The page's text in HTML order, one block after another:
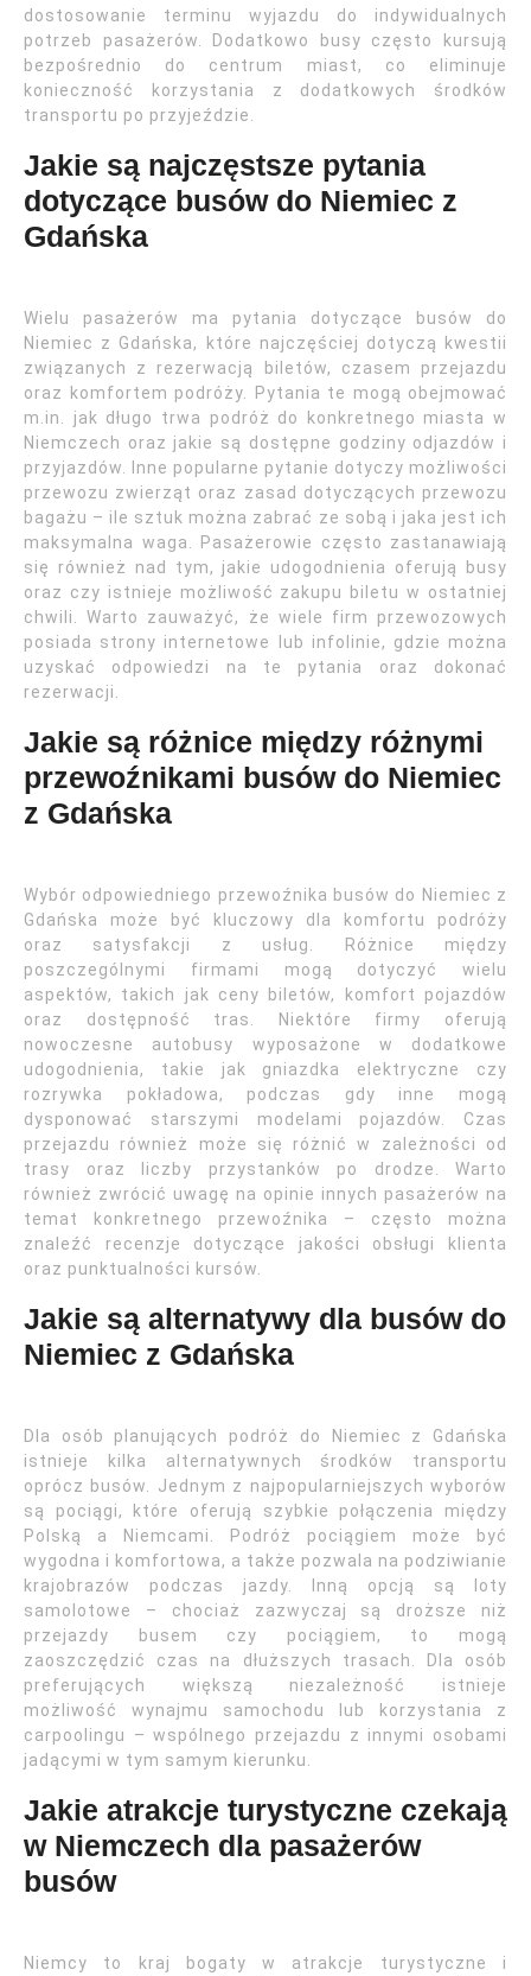
dostosowanie terminu wyjazdu do indywidualnych
potrzeb pasażerów. Dodatkowo busy często kursują
bezpośrednio do centrum miast, co eliminuje
konieczność korzystania z dodatkowych środków
transportu po przyjeździe.
Jakie są najczęstsze pytania
dotyczące busów do Niemiec z
Gdańska
Wielu pasażerów ma pytania dotyczące busów do
Niemiec z Gdańska, które najczęściej dotyczą kwestii
związanych z rezerwacją biletów, czasem przejazdu
oraz komfortem podróży. Pytania te mogą obejmować
m.in. jak długo trwa podróż do konkretnego miasta w
Niemczech oraz jakie są dostępne godziny odjazdów i
przyjazdów. Inne popularne pytanie dotyczy możliwości
przewozu zwierząt oraz zasad dotyczących przewozu
bagażu – ile sztuk można zabrać ze sobą i jaka jest ich
maksymalna waga. Pasażerowie często zastanawiają
się również nad tym, jakie udogodnienia oferują busy
oraz czy istnieje możliwość zakupu biletu w ostatniej
chwili. Warto zauważyć, że wiele firm przewozowych
posiada strony internetowe lub infolinie, gdzie można
uzyskać odpowiedzi na te pytania oraz dokonać
rezerwacji.
Jakie są różnice między różnymi
przewoźnikami busów do Niemiec
z Gdańska
Wybór odpowiedniego przewoźnika busów do Niemiec z
Gdańska może być kluczowy dla komfortu podróży
oraz satysfakcji z usług. Różnice między
poszczególnymi firmami mogą dotyczyć wielu
aspektów, takich jak ceny biletów, komfort pojazdów
oraz dostępność tras. Niektóre firmy oferują
nowoczesne autobusy wyposażone w dodatkowe
udogodnienia, takie jak gniazdka elektryczne czy
rozrywka pokładowa, podczas gdy inne mogą
dysponować starszymi modelami pojazdów. Czas
przejazdu również może się różnić w zależności od
trasy oraz liczby przystanków po drodze. Warto
również zwrócić uwagę na opinie innych pasażerów na
temat konkretnego przewoźnika – często można
znaleźć recenzje dotyczące jakości obsługi klienta
oraz punktualności kursów.
Jakie są alternatywy dla busów do
Niemiec z Gdańska
Dla osób planujących podróż do Niemiec z Gdańska
istnieje kilka alternatywnych środków transportu
oprócz busów. Jednym z najpopularniejszych wyborów
są pociągi, które oferują szybkie połączenia między
Polską a Niemcami. Podróż pociągiem może być
wygodna i komfortowa, a także pozwala na podziwianie
krajobrazów podczas jazdy. Inną opcją są loty
samolotowe – chociaż zazwyczaj są droższe niż
przejazdy busem czy pociągiem, to mogą
zaoszczędzić czas na dłuższych trasach. Dla osób
preferujących większą niezależność istnieje
możliwość wynajmu samochodu lub korzystania z
carpoolingu – wspólnego przejazdu z innymi osobami
jadącymi w tym samym kierunku.
Jakie atrakcje turystyczne czekają
w Niemczech dla pasażerów
busów
Niemcy to kraj bogaty w atrakcje turystyczne i